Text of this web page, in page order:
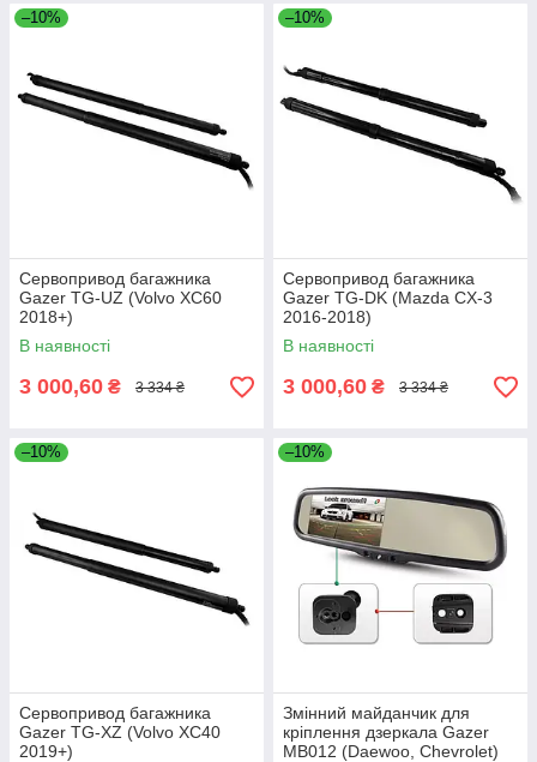
магазині Авто Кактус ви знайдете широкий вибір з
ціною
скидки, а також докладні
гарантію
. 💰 Ви можете вибрати
зручнийкредити оплату в розшарочку. 🚚 Пропонуємо
швидку доставкув Україні, зокрема в Харків! Не проґавте
–10%
Сервопривод багажника
Gazer TG-UZ (Volvo XC60
2018+)
В наявності
3 000,60 ₴ 3 334 ₴
–10%
Сервопривод багажника
Gazer TG-DK (Mazda CX-3
2016-2018)
В наявності
3 000,60 ₴ 3 334 ₴
–10%
Сервопривод багажника
Gazer TG-XZ (Volvo XC40
2019+)
–10%
Змінний майданчик для
кріплення дзеркала Gazer
MB012 (Daewoo, Chevrolet)